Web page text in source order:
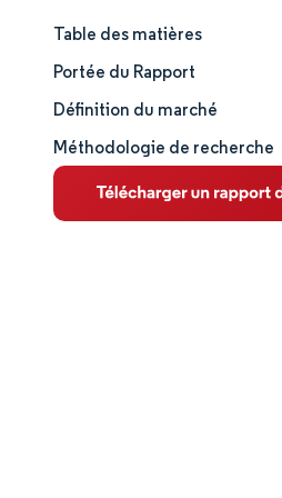
Taille et part de marché
Analyse du marché
Tendances et perspectives
Analyse des segments
Table des matières
Portée du Rapport
Définition du marché
Méthodologie de recherche